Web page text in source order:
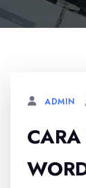
ADMIN
CARA